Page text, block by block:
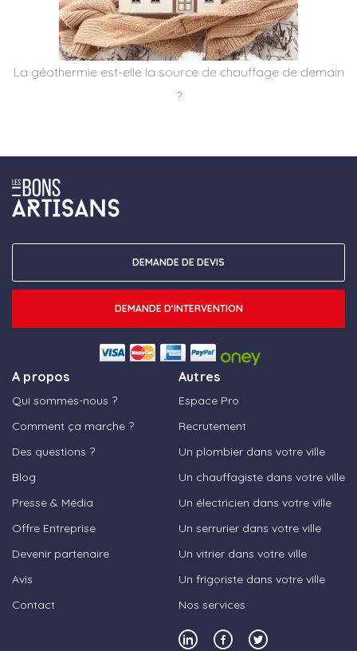
La géothermie est-elle la source de chauffage de demain
?
A propos
Qui sommes-nous ?
Comment ça marche ?
Des questions ?
Blog
Presse & Média
Offre Entreprise
Devenir partenaire
Avis
Contact
Autres
Espace Pro
Recrutement
Un plombier dans votre ville
Un chauffagiste dans votre ville
Un électricien dans votre ville
Un serrurier dans votre ville
Un vitrier dans votre ville
Un frigoriste dans votre ville
Nos services
DEMANDE DE DEVIS
DEMANDE D'INTERVENTION